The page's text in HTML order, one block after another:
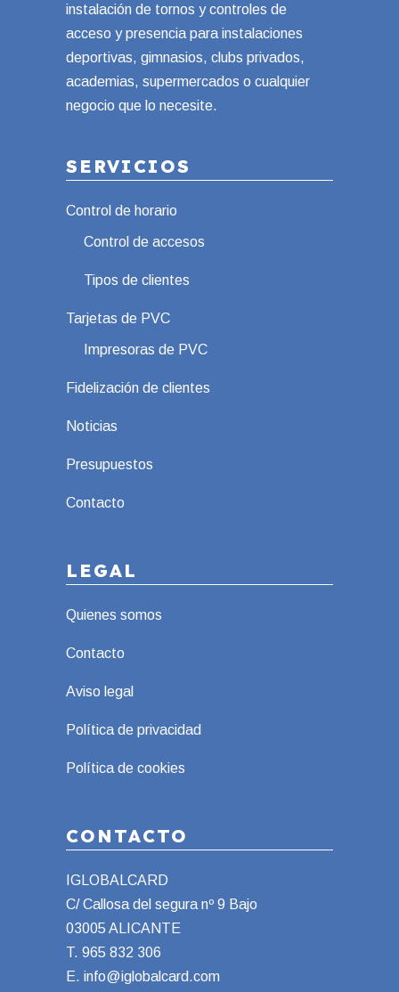
instalación de tornos y controles de
acceso y presencia para instalaciones
deportivas, gimnasios, clubs privados,
academias, supermercados o cualquier
negocio que lo necesite.
SERVICIOS
Control de horario
Control de accesos
Tipos de clientes
Tarjetas de PVC
Impresoras de PVC
Fidelización de clientes
Noticias
Presupuestos
Contacto
LEGAL
Quienes somos
Contacto
Aviso legal
Política de privacidad
Política de cookies
CONTACTO
IGLOBALCARD
C/ Callosa del segura nº 9 Bajo
03005 ALICANTE
T. 965 832 306
E. info@iglobalcard.com